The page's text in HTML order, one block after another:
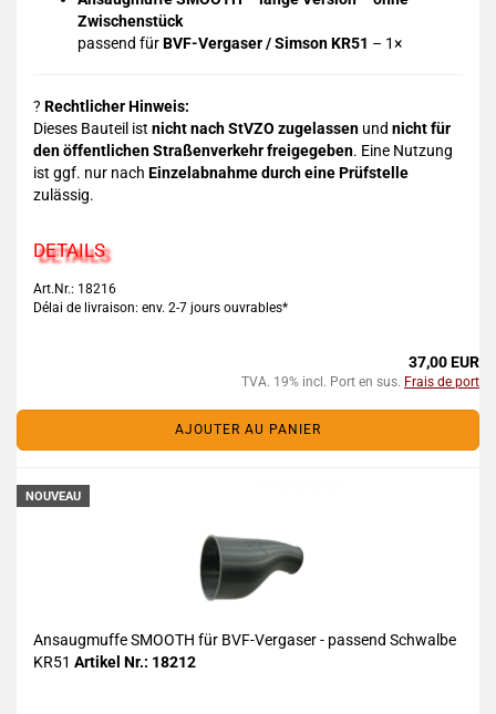
Zwischenstück
passend fürBVF-Vergaser / Simson KR51 – 1×
? Rechtlicher Hinweis:
Dieses Bauteil ist nicht nach StVZO zugelassen und nicht für
den öffentlichen Straßenverkehr freigegeben. Eine Nutzung
ist ggf. nur nach Einzelabnahme durch eine Prüfstelle
zulässig.
DETAILS
Art.Nr.: 18216
Délai de livraison: env. 2-7 jours ouvrables*
37,00 EUR
TVA. 19% incl. Port en sus. Frais de port
AJOUTER AU PANIER
NOUVEAU
Ansaugmuffe SMOOTH für BVF-Vergaser - passend Schwalbe
KR51 Artikel Nr.: 18212